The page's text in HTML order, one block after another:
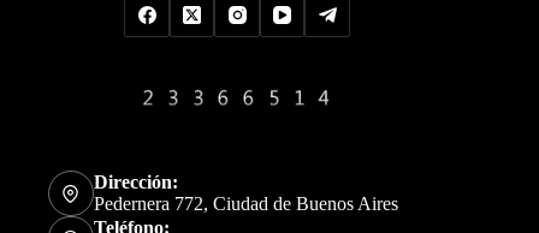
Dirección:
Pedernera 772, Ciudad de Buenos Aires
Teléfono: